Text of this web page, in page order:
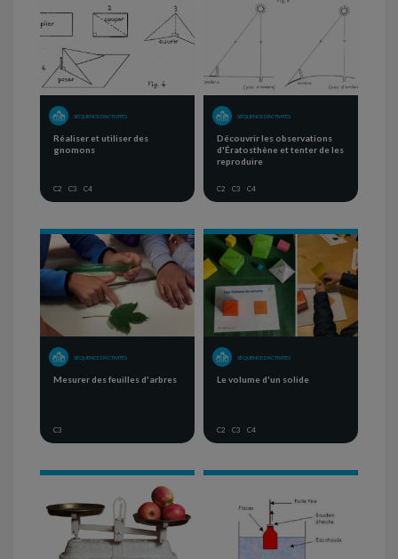
SÉQUENCE D'ACTIVITÉS
Réaliser et utiliser des
gnomons
C2 C3 C4
SÉQUENCE D'ACTIVITÉS
Découvrir les observations
d'Ératosthène et tenter de les
reproduire
C2 C3 C4
SÉQUENCE D'ACTIVITÉS
Mesurer des feuilles d'arbres
C3
SÉQUENCE D'ACTIVITÉS
Le volume d'un solide
C2 C3 C4